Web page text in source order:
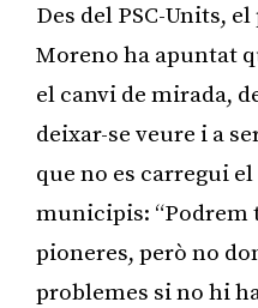
Des del PSC-Units,
Moreno ha apuntat
el canvi de mirada,
deixar-se veure i a
que no es carregui
municipis: “Podrem
pioneres, però no
problemes si no hi